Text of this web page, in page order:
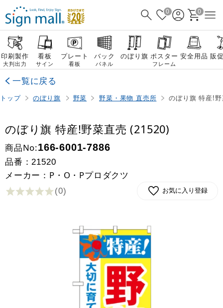
0 0
印刷製作
大判出力
看板
サイン
プレート
看板
バック
パネル
のぼり旗 ポスター
フレーム
安全用品 販
一覧に戻る
トップ のぼり旗 野菜 野菜・果物 直売所 のぼり旗 特産!
のぼり旗 特産!野菜直売 (21520)
商品No:166-6001-7886
品番：21520
メーカー：P・O・Pプロダクツ
(0) お気に入り登録